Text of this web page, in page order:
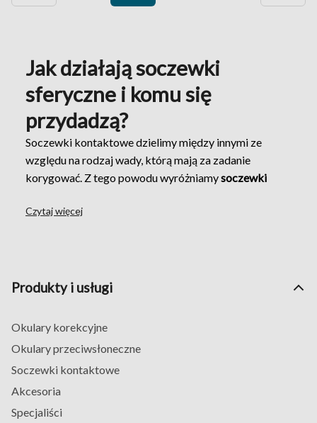
Jak działają soczewki
sferyczne i komu się
przydadzą?
Soczewki kontaktowe dzielimy między innymi ze
względu na rodzaj wady, którą mają za zadanie
korygować. Z tego powodu wyróżniamysoczewki
najbardziej podstawowym rodzajem są
dobrać.
krótkowzroczności i nadwzroczności. Jak z tymi
nieprawidłowościami radzą sobie
Otóż sama nazwa soczewki wynika z tego, że
kształtem przypomina ona wycinek kuli (sfera to
inaczej powierzchnia kuli). Taka budowa gwarantuje
Czytaj więcej
Produkty i usługi
Okulary korekcyjne
Okulary przeciwsłoneczne
Soczewki kontaktowe
Akcesoria
Specjaliści